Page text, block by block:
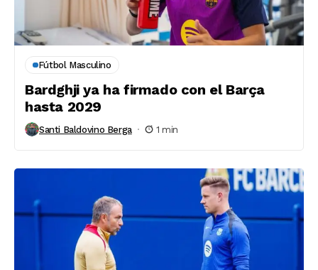
Fútbol Masculino
Bardghji ya ha firmado con el Barça
hasta 2029
Santi Baldovino Berga 1 min